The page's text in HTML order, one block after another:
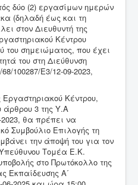
δύο (2) εργασίμων ημερών
(δηλαδή έως και τη
στον Διευθυντή της
Κέντρου
του σημειώματος, που έχει
του στη Διεύθυνση
100287/Ε3/12-09-2023,
Εργαστηριακού Κέντρου,
3 της Υ.Α
2023, θα πρέπει να
Συμβούλιο Επιλογής τη
την άποψή του για τον
Τομέα Ε.Κ.
στο Πρωτόκολλο της
Εκπαίδευσης Α΄